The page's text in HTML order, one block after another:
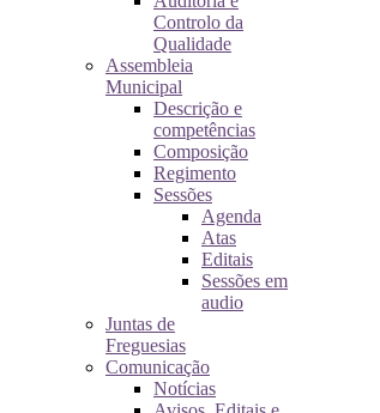
Controlo da
Qualidade
Assembleia
Municipal
Descrição e
competências
Composição
Regimento
Sessões
Agenda
Atas
Editais
Sessões em
audio
Juntas de
Freguesias
Comunicação
Notícias